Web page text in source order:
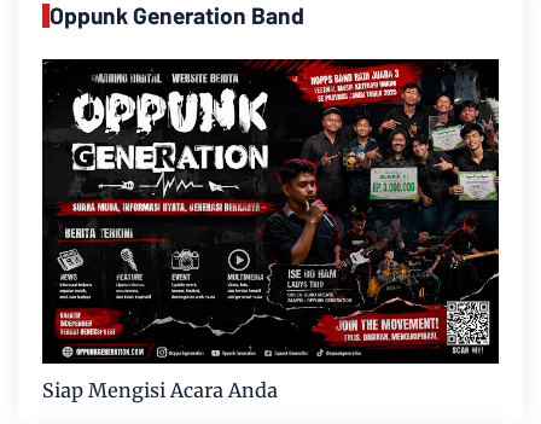
Oppunk Generation Band
Siap Mengisi Acara Anda